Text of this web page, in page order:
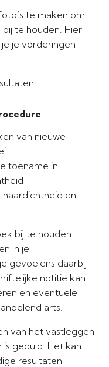
te maken om
te houden. Hier
je vorderingen
van nieuwe
toename in
en
bij te houden
in je
gevoelens daarbij
notitie kan
en eventuele
arts.
van het vastleggen
geduld. Het kan
resultaten